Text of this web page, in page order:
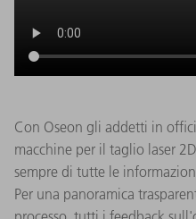
Con Oseon gli addetti in
macchine per il taglio laser
sempre di tutte le
Per una panoramica